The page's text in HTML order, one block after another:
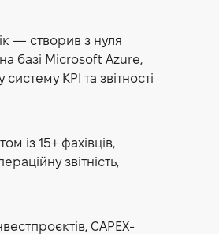
— створив з нуля
базі Microsoft Azure,
KPI та звітності
із 15+ фахівців,
звітність,
CAPEX-